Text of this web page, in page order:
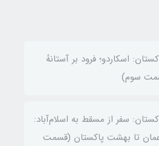
اسکاردو؛ فرود بر آستانهٔ
سوم)
سفر از مسقط به اسلام‌آباد:
تا بهشت پاکستان (قسمت